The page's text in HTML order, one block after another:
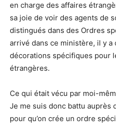
en charge des affaires
sa joie de voir des agents de
distingués dans des Ordres
arrivé dans ce ministère, il y a
décorations spécifiques pour
étrangères.
Ce qui était vécu par moi-
Je me suis donc battu auprès
pour qu’on crée un ordre